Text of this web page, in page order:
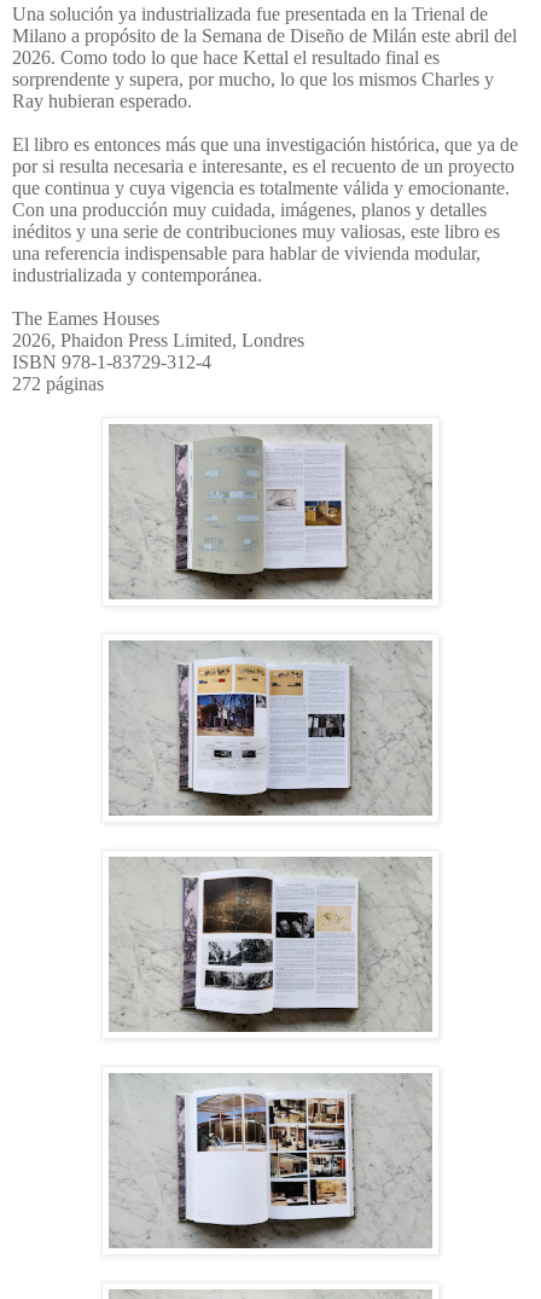
Una solución ya industrializada fue presentada en la Trienal de
Milano a propósito de la Semana de Diseño de Milán este abril del
2026. Como todo lo que hace Kettal el resultado final es
sorprendente y supera, por mucho, lo que los mismos Charles y
Ray hubieran esperado.
El libro es entonces más que una investigación histórica, que ya de
por si resulta necesaria e interesante, es el recuento de un proyecto
que continua y cuya vigencia es totalmente válida y emocionante.
Con una producción muy cuidada, imágenes, planos y detalles
inéditos y una serie de contribuciones muy valiosas, este libro es
una referencia indispensable para hablar de vivienda modular,
industrializada y contemporánea.
The Eames Houses
2026, Phaidon Press Limited, Londres
ISBN 978-1-83729-312-4
272 páginas